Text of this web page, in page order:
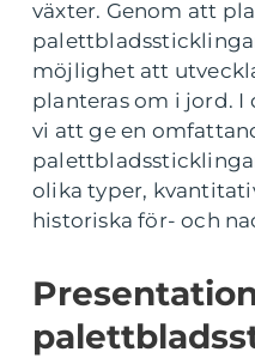
växter. Genom att
möjlighet att
planteras om i jord.
vi att ge en
olika typer,
historiska för- och